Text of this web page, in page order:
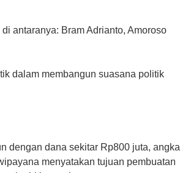
antaranya: Bram Adrianto, Amoroso
dalam membangun suasana politik
dengan dana sekitar Rp800 juta, angka
menyatakan tujuan pembuatan